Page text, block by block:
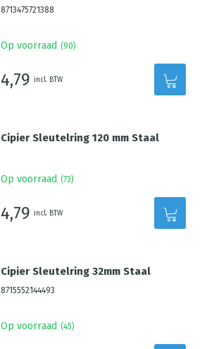
8713475721388
Op voorraad (90)
4,79 incl. BTW
Cipier Sleutelring 120 mm Staal
Op voorraad (73)
4,79 incl. BTW
Cipier Sleutelring 32mm Staal
8715552144493
Op voorraad (45)